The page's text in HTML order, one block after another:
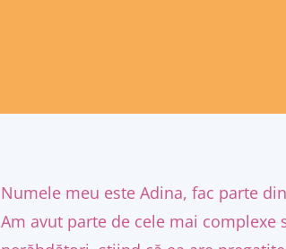
Numele meu este Adina, fac parte
Am avut parte de cele mai